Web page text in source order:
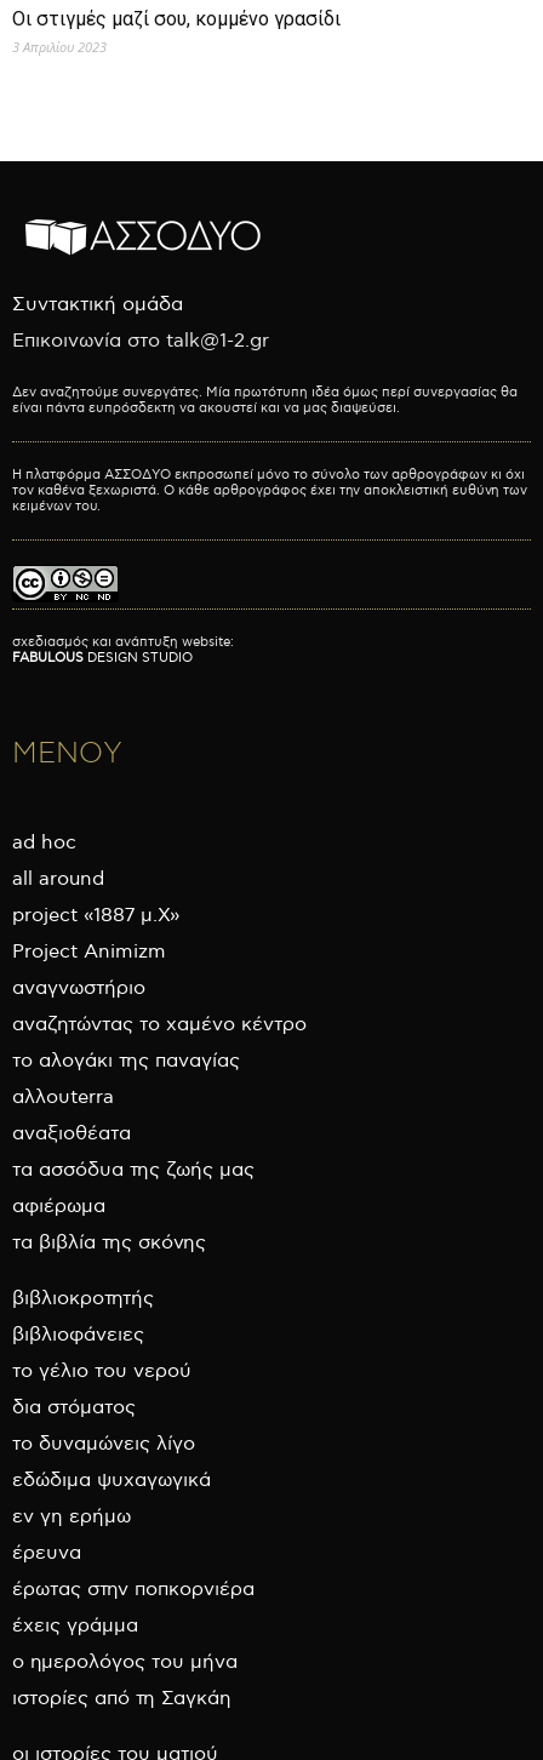
Οι στιγμές μαζί σου, κομμένο γρασίδι
3 Απριλίου 2023
Συντακτική ομάδα
Επικοινωνία στο talk@1-2.gr
Δεν αναζητούμε συνεργάτες. Μία πρωτότυπη ιδέα όμως περί συνεργασίας θα
είναι πάντα ευπρόσδεκτη να ακουστεί και να μας διαψεύσει.
Η πλατφόρμα ΑΣΣΟΔΥΟ εκπροσωπεί μόνο το σύνολο των αρθρογράφων κι όχι
τον καθένα ξεχωριστά. Ο κάθε αρθρογράφος έχει την αποκλειστική ευθύνη των
κειμένων του.
σχεδιασμός και ανάπτυξη website:
FABULOUS DESIGN STUDIO
ΜΕΝΟΥ
ad hoc
all around
project «1887 μ.Χ»
Project Animizm
αναγνωστήριο
αναζητώντας το χαμένο κέντρο
το αλογάκι της παναγίας
αλλουterra
αναξιοθέατα
τα ασσόδυα της ζωής μας
αφιέρωμα
τα βιβλία της σκόνης
βιβλιοκροτητής
βιβλιοφάνειες
το γέλιο του νερού
δια στόματος
το δυναμώνεις λίγο
εδώδιμα ψυχαγωγικά
εν γη ερήμω
έρευνα
έρωτας στην ποπκορνιέρα
έχεις γράμμα
ο ημερολόγος του μήνα
ιστορίες από τη Σαγκάη
οι ιστορίες του ματιού